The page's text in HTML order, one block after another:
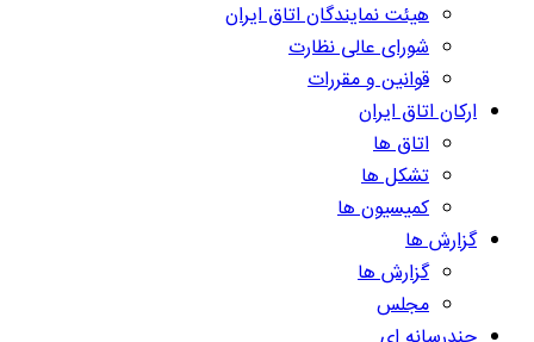
هیئت نمایندگان اتاق ایران
شورای عالی نظارت
قوانین و مقررات
ارکان اتاق ایران
اتاق ها
تشکل ها
کمیسیون ها
گزارش ها
گزارش ها
مجلس